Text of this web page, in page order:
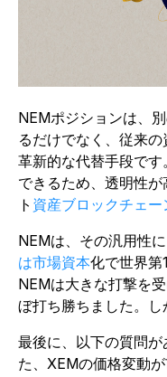
NEMポジションは、
るだけでなく、従来
革新的な代替手段で
できるため、透明性
ト 資産ブロックチェー
NEMは、その汎用性
は市場資本化で世界第
NEMは大きな打撃を
ぼ打ち勝ちました。し
最後に、以下の質問
た、XEMの価格変動